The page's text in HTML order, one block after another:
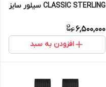
CLASSIC STERLING سیلور سایز
6,500,000
افزودن به سبد